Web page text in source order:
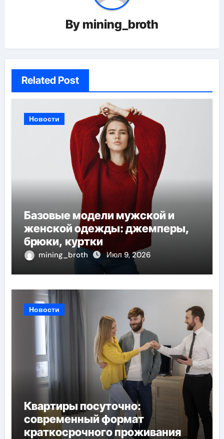
By mining_broth
Related Post
Новости
Базовые модели мужской и
женской одежды: джемперы,
брюки, куртки
mining_broth Июл 9, 2026
Новости
Квартиры посуточно:
современный формат
краткосрочного проживания